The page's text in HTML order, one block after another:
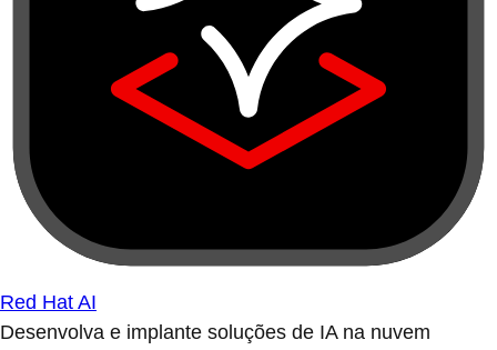
Red Hat AI
Desenvolva e implante soluções de IA na nuvem